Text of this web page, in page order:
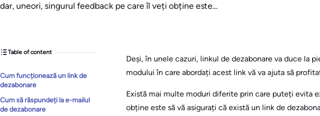
dar, uneori, singurul feedback pe care îl veți obține este…
Table of content
Cum funcționează un link de
dezabonare
Cum să răspundeți la e-mailul
de dezabonare
Deși, în unele cazuri, linkul de dezabonare va duce la
modului în care abordați acest link vă va ajuta să
Există mai multe moduri diferite prin care puteți evita
obține este să vă asigurați că există un link de